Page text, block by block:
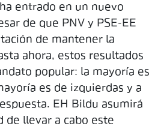
entrado en un nuevo
de que PNV y PSE-EE
de mantener la
ahora, estos resultados
popular: la mayoría es
es de izquierdas y a
EH Bildu asumirá
de llevar a cabo este